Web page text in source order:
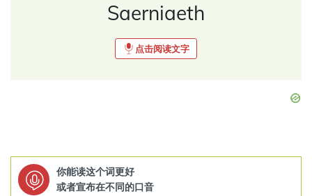
Saerniaeth
点击阅读文字
你能读这个词更好
或者宣布在不同的口音